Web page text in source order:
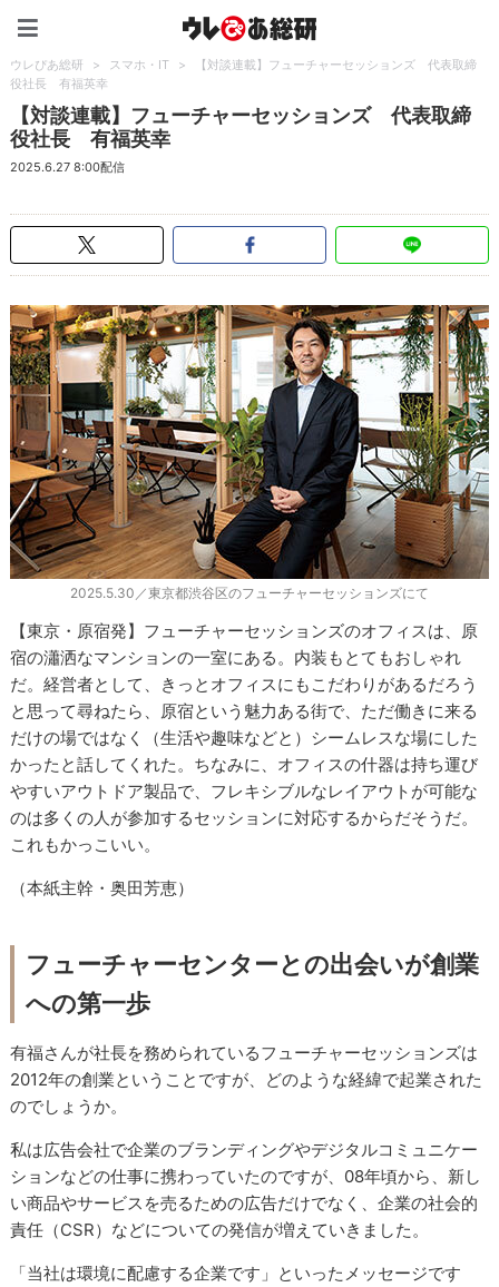
ウレぴあ総研 > スマホ・IT >
【対談連載】フューチャーセッションズ 代表取締
役社長 有福英幸
【対談連載】フューチャーセッションズ 代表取締
役社長 有福英幸
2025.6.27 8:00配信
2025.5.30／東京都渋谷区のフューチャーセッションズにて
【東京・原宿発】フューチャーセッションズのオフィスは、原
宿の瀟洒なマンションの一室にある。内装もとてもおしゃれ
だ。経営者として、きっとオフィスにもこだわりがあるだろう
と思って尋ねたら、原宿という魅力ある街で、ただ働きに来る
だけの場ではなく（生活や趣味などと）シームレスな場にした
かったと話してくれた。ちなみに、オフィスの什器は持ち運び
やすいアウトドア製品で、フレキシブルなレイアウトが可能な
のは多くの人が参加するセッションに対応するからだそうだ。
これもかっこいい。
（本紙主幹・奥田芳恵）
フューチャーセンターとの出会いが創業
への第一歩
有福さんが社長を務められているフューチャーセッションズは
2012年の創業ということですが、どのような経緯で起業された
のでしょうか。
私は広告会社で企業のブランディングやデジタルコミュニケー
ションなどの仕事に携わっていたのですが、08年頃から、新し
い商品やサービスを売るための広告だけでなく、企業の社会的
責任（CSR）などについての発信が増えていきました。
「当社は環境に配慮する企業です」といったメッセージです